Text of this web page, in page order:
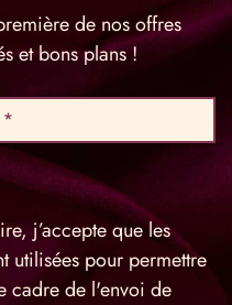
de nos offres
et bons plans !
j’accepte que les
utilisées pour permettre
cadre de l'envoi de